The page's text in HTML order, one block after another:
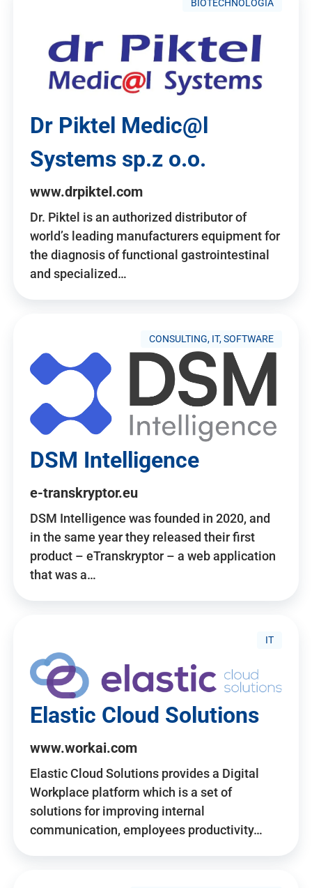
BIOTECHNOLOGIA
Dr Piktel Medic@l
Systems sp.z o.o.
www.drpiktel.com
Dr. Piktel is an authorized distributor of
world’s leading manufacturers equipment for
the diagnosis of functional gastrointestinal
and specialized…
CONSULTING, IT, SOFTWARE
DSM Intelligence
e-transkryptor.eu
DSM Intelligence was founded in 2020, and
in the same year they released their first
product – eTranskryptor – a web application
that was a…
IT
Elastic Cloud Solutions
www.workai.com
Elastic Cloud Solutions provides a Digital
Workplace platform which is a set of
solutions for improving internal
communication, employees productivity…